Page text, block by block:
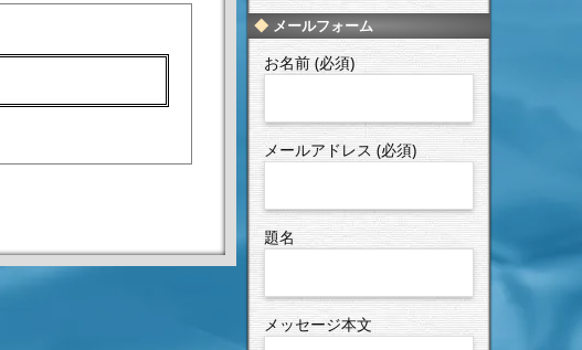
巻」 感想
メールフォーム
お名前 (必須)
メールアドレス (必須)
題名
メッセージ本文